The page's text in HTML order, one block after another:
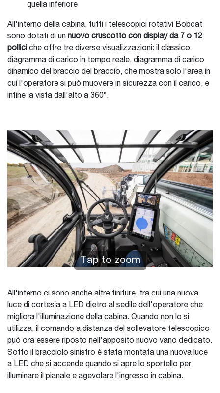
quella inferiore
All'interno della cabina, tutti i telescopici rotativi Bobcat
sono dotati di un nuovo cruscotto con display da 7 o 12
pollici che offre tre diverse visualizzazioni: il classico
diagramma di carico in tempo reale, diagramma di carico
dinamico del braccio del braccio, che mostra solo l'area in
cui l'operatore si può muovere in sicurezza con il carico, e
infine la vista dall'alto a 360°.
Tap to zoom
All'interno ci sono anche altre finiture, tra cui una nuova
luce di cortesia a LED dietro al sedile dell'operatore che
migliora l'illuminazione della cabina. Quando non lo si
utilizza, il comando a distanza del sollevatore telescopico
può ora essere riposto nell'apposito nuovo vano dedicato.
Sotto il bracciolo sinistro è stata montata una nuova luce
a LED che si accende quando si apre lo sportello per
illuminare il pianale e agevolare l'ingresso in cabina.